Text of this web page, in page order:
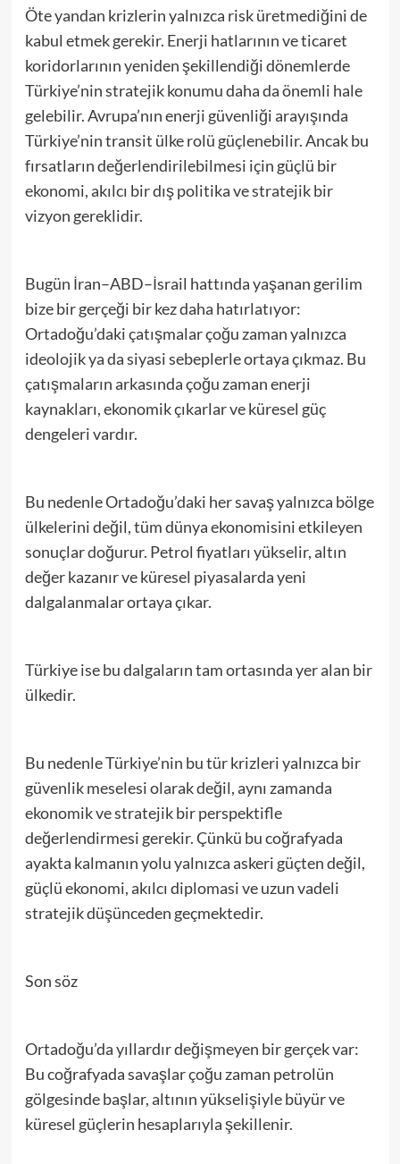
Öte yandan krizlerin yalnızca risk üretmediğini de
kabul etmek gerekir. Enerji hatlarının ve ticaret
koridorlarının yeniden şekillendiği dönemlerde
Türkiye’nin stratejik konumu daha da önemli hale
gelebilir. Avrupa’nın enerji güvenliği arayışında
Türkiye’nin transit ülke rolü güçlenebilir. Ancak bu
fırsatların değerlendirilebilmesi için güçlü bir
ekonomi, akılcı bir dış politika ve stratejik bir
vizyon gereklidir.
Bugün İran–ABD–İsrail hattında yaşanan gerilim
bize bir gerçeği bir kez daha hatırlatıyor:
Ortadoğu’daki çatışmalar çoğu zaman yalnızca
ideolojik ya da siyasi sebeplerle ortaya çıkmaz. Bu
çatışmaların arkasında çoğu zaman enerji
kaynakları, ekonomik çıkarlar ve küresel güç
dengeleri vardır.
Bu nedenle Ortadoğu’daki her savaş yalnızca bölge
ülkelerini değil, tüm dünya ekonomisini etkileyen
sonuçlar doğurur. Petrol fiyatları yükselir, altın
değer kazanır ve küresel piyasalarda yeni
dalgalanmalar ortaya çıkar.
Türkiye ise bu dalgaların tam ortasında yer alan bir
ülkedir.
Bu nedenle Türkiye’nin bu tür krizleri yalnızca bir
güvenlik meselesi olarak değil, aynı zamanda
ekonomik ve stratejik bir perspektifle
değerlendirmesi gerekir. Çünkü bu coğrafyada
ayakta kalmanın yolu yalnızca askeri güçten değil,
güçlü ekonomi, akılcı diplomasi ve uzun vadeli
stratejik düşünceden geçmektedir.
Son söz
Ortadoğu’da yıllardır değişmeyen bir gerçek var:
Bu coğrafyada savaşlar çoğu zaman petrolün
gölgesinde başlar, altının yükselişiyle büyür ve
küresel güçlerin hesaplarıyla şekillenir.